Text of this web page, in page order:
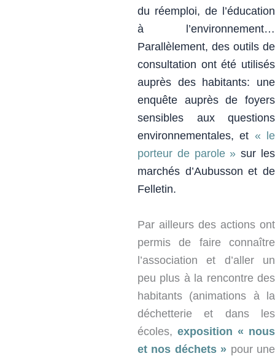
du réemploi, de l’éducation
à l’environnement…
Parallèlement, des outils de
consultation ont été utilisés
auprès des habitants: une
enquête auprès de foyers
sensibles aux questions
environnementales, et « le
porteur de parole »sur les
marchés d’Aubusson et de
Felletin.
Par ailleurs des actions ont
permis de faire connaître
l’association et d’aller un
peu plus à la rencontre des
habitants (animations à la
déchetterie et dans les
écoles, exposition « nous
et nos déchets » pour une